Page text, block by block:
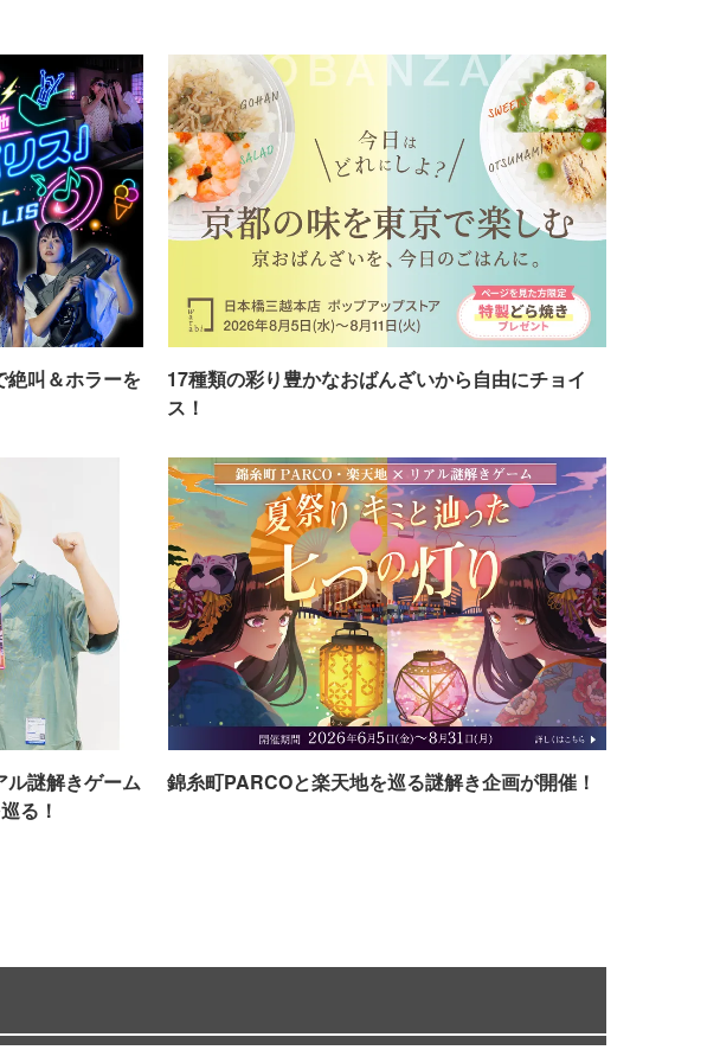
叫＆ホラーを
17種類の彩り豊かなおばんざいから自由にチョイ
ス！
ル謎解きゲーム
る！
錦糸町PARCOと楽天地を巡る謎解き企画が開催！